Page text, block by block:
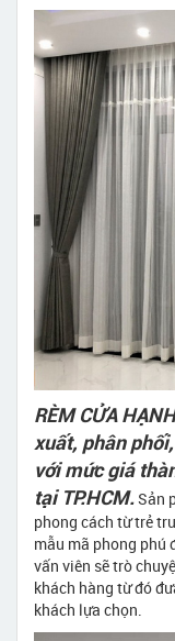
RÈM CỬA
xuất, phân
với mức giá
tại TP.HCM.Sản
phong cách từ trẻ
mẫu mã phong phú
vấn viên sẽ trò
khách hàng từ đó
khách lựa chọn.